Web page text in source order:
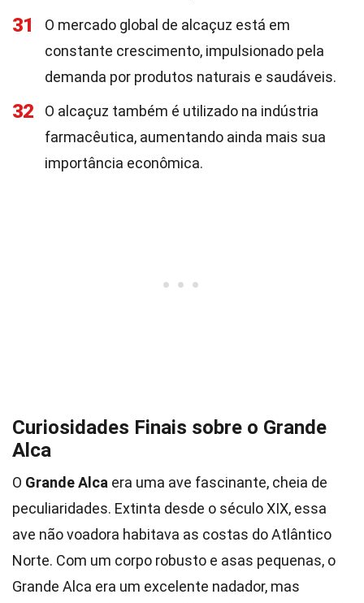
31
O mercado global de alcaçuz está em
constante crescimento, impulsionado pela
demanda por produtos naturais e saudáveis.
32
O alcaçuz também é utilizado na indústria
farmacêutica, aumentando ainda mais sua
importância econômica.
Curiosidades Finais sobre o Grande
Alca
O Grande Alca era uma ave fascinante, cheia de
peculiaridades. Extinta desde o século XIX, essa
ave não voadora habitava as costas do Atlântico
Norte. Com um corpo robusto e asas pequenas, o
Grande Alca era um excelente nadador, mas